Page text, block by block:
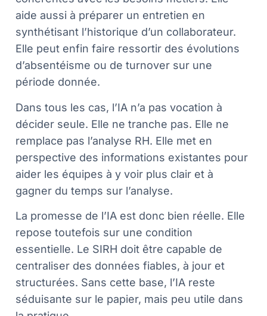
aide aussi à préparer un entretien en
synthétisant l’historique d’un collaborateur.
Elle peut enfin faire ressortir des évolutions
d’absentéisme ou de turnover sur une
période donnée.
Dans tous les cas, l’IA n’a pas vocation à
décider seule. Elle ne tranche pas. Elle ne
remplace pas l’analyse RH. Elle met en
perspective des informations existantes pour
aider les équipes à y voir plus clair et à
gagner du temps sur l’analyse.
La promesse de l’IA est donc bien réelle. Elle
repose toutefois sur une condition
essentielle. Le SIRH doit être capable de
centraliser des données fiables, à jour et
structurées. Sans cette base, l’IA reste
séduisante sur le papier, mais peu utile dans